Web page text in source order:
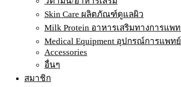
Skin Care ผลิตภัณฑ์ดูแลผิว
Milk Protein อาหารเสริมทางการแพ
Medical Equipment อุปกรณ์การแพทย์
Accessories
อื่นๆ
สมาชิก